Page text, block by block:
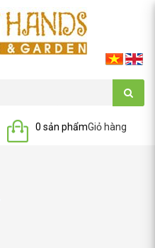
Giỏ hàng
0 sản phẩm